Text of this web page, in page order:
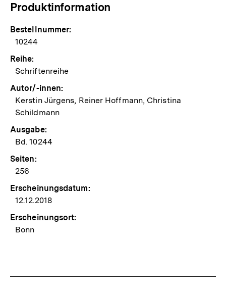
Produktinformation
Bestellnummer:
10244
Reihe:
Schriftenreihe
Autor/-innen:
Kerstin Jürgens, Reiner Hoffmann, Christina
Schildmann
Ausgabe:
Bd. 10244
Seiten:
256
Erscheinungsdatum:
12.12.2018
Erscheinungsort:
Bonn